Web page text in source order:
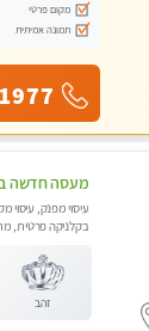
מקום פרטי
תמונה אמיתית
עיסוי מפנק, עיסוי
בקלניקה פרטית,
זהב